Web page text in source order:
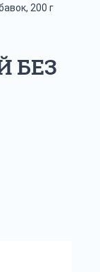
200 г
БЕЗ